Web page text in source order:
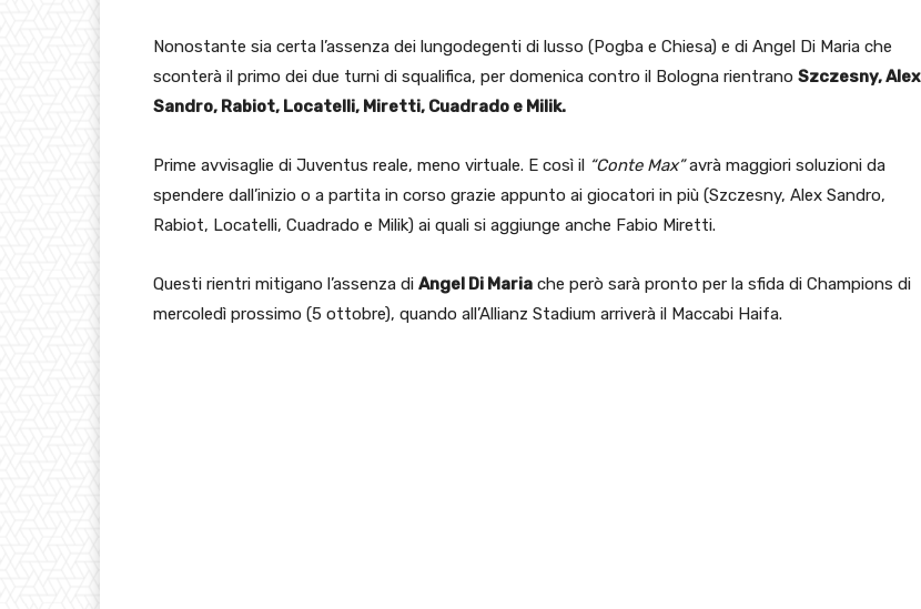
Nonostante sia certa l’assenza dei lungodegenti di lusso (Pogba e Chiesa) e di Angel Di Maria che
sconterà il primo dei due turni di squalifica, per domenica contro il Bologna rientrano Szczesny, Alex
Sandro, Rabiot, Locatelli, Miretti, Cuadrado e Milik.
Prime avvisaglie di Juventus reale, meno virtuale. E così il “Conte Max”avrà maggiori soluzioni da
spendere dall’inizio o a partita in corso grazie appunto ai giocatori in più (Szczesny, Alex Sandro,
Rabiot, Locatelli, Cuadrado e Milik) ai quali si aggiunge anche Fabio Miretti.
Questi rientri mitigano l’assenza di Angel Di Maria che però sarà pronto per la sfida di Champions di
mercoledì prossimo (5 ottobre), quando all’Allianz Stadium arriverà il Maccabi Haifa.